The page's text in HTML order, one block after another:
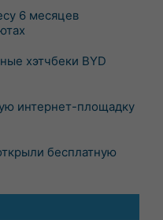
6 месяцев
хэтчбеки BYD
интернет-площадку
бесплатную